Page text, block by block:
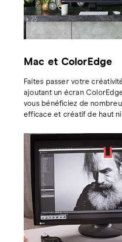
Mac et ColorEdge
Faites passer votre
ajoutant un écran
vous bénéficiez de
efficace et créatif de haut